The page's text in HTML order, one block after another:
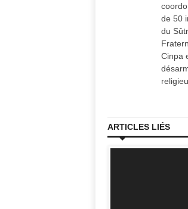
de 50
du
Cinpa
ARTICLES LIÉS